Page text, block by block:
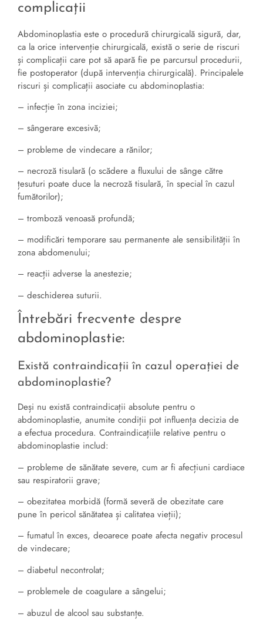
complicații
Abdominoplastia este o procedură chirurgicală sigură, dar,
ca la orice intervenție chirurgicală, există o serie de riscuri
și complicații care pot să apară fie pe parcursul procedurii,
fie postoperator (după intervenția chirurgicală). Principalele
riscuri și complicații asociate cu abdominoplastia:
– infecție în zona inciziei;
– sângerare excesivă;
– probleme de vindecare a rănilor;
– necroză tisulară (o scădere a fluxului de sânge către
țesuturi poate duce la necroză tisulară, în special în cazul
fumătorilor);
– tromboză venoasă profundă;
– modificări temporare sau permanente ale sensibilității în
zona abdomenului;
– reacții adverse la anestezie;
– deschiderea suturii.
Întrebări frecvente despre
abdominoplastie:
Există contraindicații în cazul operației de
abdominoplastie?
Deși nu există contraindicații absolute pentru o
abdominoplastie, anumite condiții pot influența decizia de
a efectua procedura. Contraindicațiile relative pentru o
abdominoplastie includ:
– probleme de sănătate severe, cum ar fi afecțiuni cardiace
sau respiratorii grave;
– obezitatea morbidă (formă severă de obezitate care
pune în pericol sănătatea și calitatea vieții);
– fumatul în exces, deoarece poate afecta negativ procesul
de vindecare;
– diabetul necontrolat;
– problemele de coagulare a sângelui;
– abuzul de alcool sau substanțe.